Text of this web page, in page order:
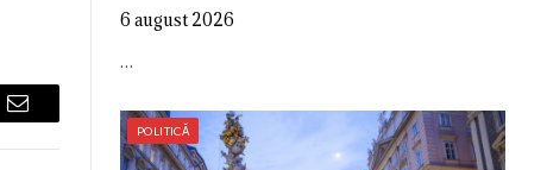
Email
6 august 2026
…
POLITICĂ